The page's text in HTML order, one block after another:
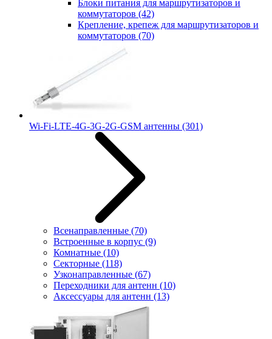
Блоки питания для маршрутизаторов и
коммутаторов (42)
Крепление, крепеж для маршрутизаторов и
коммутаторов (70)
Wi-Fi-LTE-4G-3G-2G-GSM антенны (301)
Всенаправленные (70)
Встроенные в корпус (9)
Комнатные (10)
Секторные (118)
Узконаправленные (67)
Переходники для антенн (10)
Аксессуары для антенн (13)